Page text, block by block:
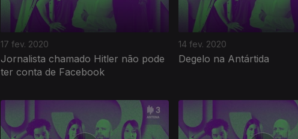
17 fev. 2020
Jornalista chamado Hitler não pode
ter conta de Facebook
14 fev. 2020
Degelo na Antártida